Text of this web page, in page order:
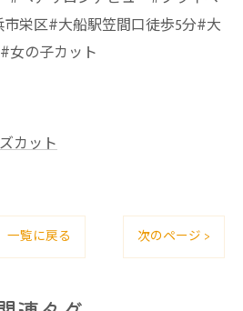
栄区#大船駅笠間口徒歩5分#大
の子カット
カット
一覧に戻る 次のページ >